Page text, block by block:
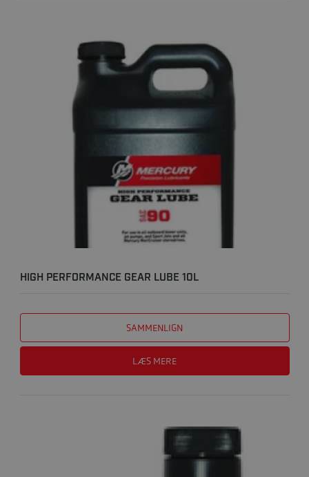
HIGH PERFORMANCE GEAR LUBE 10L
SAMMENLIGN
LÆS MERE